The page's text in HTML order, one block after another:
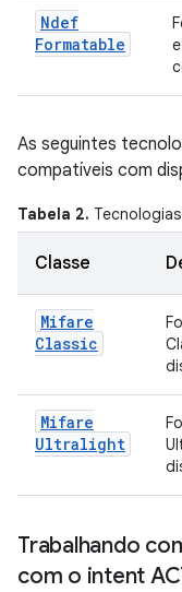
Ndef
Formatable
As seguintes
compatíveis com
Tabela 2.
Classe
Mifare
Classic
Mifare
Ultralight
Trabalhando
com o intent